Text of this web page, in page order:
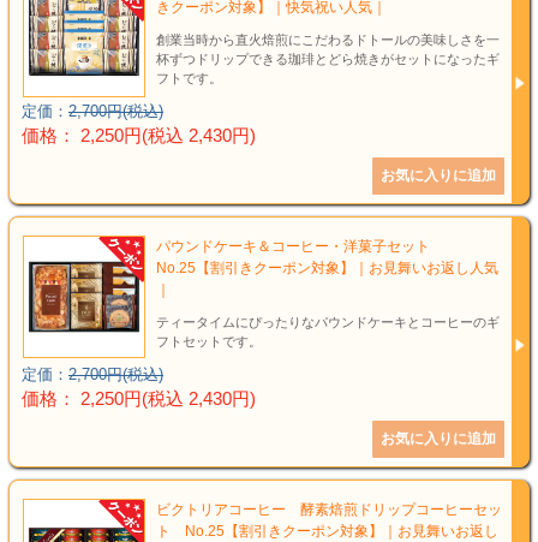
各種記念品
カタログ
きクーポン対象】｜快気祝い人気｜
創業当時から直火焙煎にこだわるドトールの美味しさを一
杯ずつドリップできる珈琲とどら焼きがセットになったギ
フトです。
定価： 2,700円(税込)
価格： 2,250円(税込 2,430円)
パウンドケーキ＆コーヒー・洋菓子セット
No.25【割引きクーポン対象】｜お見舞いお返し人気
ティータイムにぴったりなパウンドケーキとコーヒーのギ
フトセットです。
定価： 2,700円(税込)
価格： 2,250円(税込 2,430円)
ビクトリアコーヒー 酵素焙煎ドリップコーヒーセッ
ト No.25【割引きクーポン対象】｜お見舞いお返し